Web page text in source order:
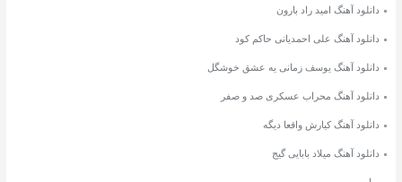
دانلود آهنگ امید راد بارون
دانلود آهنگ علی احمدیانی حاکم کود
دانلود آهنگ یوسف زمانی یه عشق خوشگل
دانلود آهنگ محراب عسکری صد و صفر
دانلود آهنگ کیارش واقعا دیگه
دانلود آهنگ میلاد بابایی گیج